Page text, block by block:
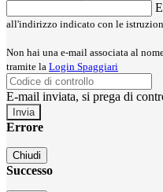
all'indirizzo indicato con le
Non hai una e-mail associata al
tramite la Login Spaggiari
E-mail inviata, si prega di
Errore
Chiudi
Successo